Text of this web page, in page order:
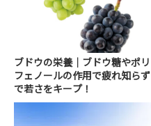
ブドウの栄養｜ブドウ糖やポリ
フェノールの作用で疲れ知らず
で若さをキープ！